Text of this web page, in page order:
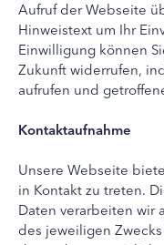
Aufruf der Webseite
Hinweistext um Ihr
Einwilligung können
Zukunft widerrufen,
aufrufen und
Kontaktaufnahme
Unsere Webseite
in Kontakt zu treten.
Daten verarbeiten wir
des jeweiligen